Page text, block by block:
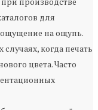
для
ощущение на ощупь.
случаях, когда печать
цвета. Часто